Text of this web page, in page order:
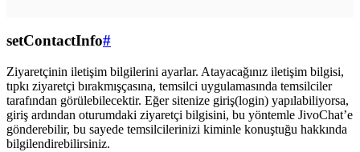
setContactInfo#
Ziyaretçinin iletişim bilgilerini ayarlar. Atayacağınız iletişim bilgisi,
tıpkı ziyaretçi bırakmışçasına, temsilci uygulamasında temsilciler
tarafından görülebilecektir. Eğer sitenize giriş(login) yapılabiliyorsa,
giriş ardından oturumdaki ziyaretçi bilgisini, bu yöntemle JivoChat’e
gönderebilir, bu sayede temsilcilerinizi kiminle konuştuğu hakkında
bilgilendirebilirsiniz.